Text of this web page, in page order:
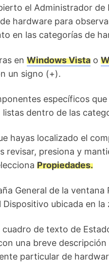
el Administrador de
hardware para
en las categorías de
en Windows Vistao
un signo (+).
específicos
listas dentro de las
hayas localizado el
revisar, presiona y
Propiedades.
General de la ventana
Dispositivo ubicada en la
de texto de
una breve
particular de